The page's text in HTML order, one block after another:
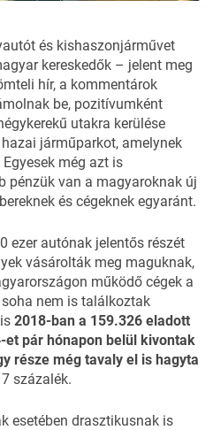
és kishaszonjárművet
kereskedők – jelent meg
hír, a kommentárok
be, pozitívumként
utakra kerülése
járműparkot, amelynek
még azt is
pénzük van a magyaroknak új
és cégeknek egyaránt.
ezer autónak jelentős részét
vásárolták meg maguknak,
működő cégek a
nem is találkoztak
2018-ban a 159.326 eladott
pár hónapon belül kivontak
része még tavaly el is hagyta
százalék.
esetében drasztikusnak is